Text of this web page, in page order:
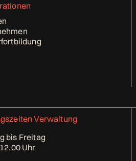
Verwaltung
bis Freitag
Uhr